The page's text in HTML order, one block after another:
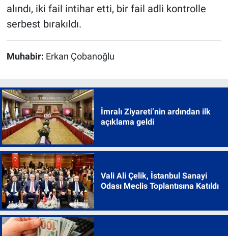
alındı, iki fail intihar etti, bir fail adli kontrolle
serbest bırakıldı.
Muhabir: Erkan Çobanoğlu
İmralı Ziyareti’nin ardından ilk
açıklama geldi
Vali Ali Çelik, İstanbul Sanayi
Odası Meclis Toplantısına Katıldı